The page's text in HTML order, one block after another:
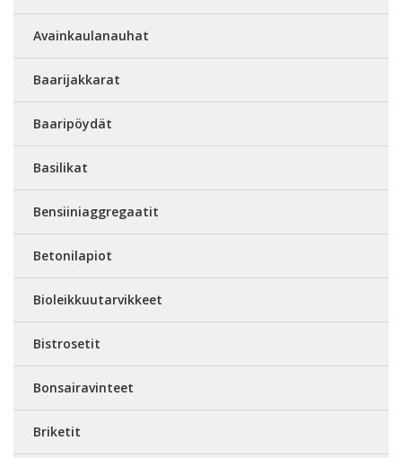
Avainkaulanauhat
Baarijakkarat
Baaripöydät
Basilikat
Bensiiniaggregaatit
Betonilapiot
Bioleikkuutarvikkeet
Bistrosetit
Bonsairavinteet
Briketit